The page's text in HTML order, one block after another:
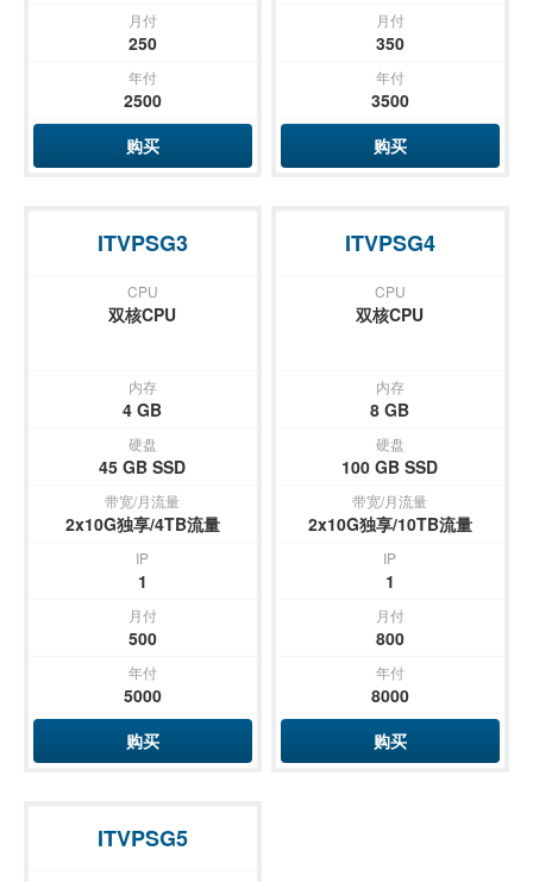
月付
250
年付
2500
购买
月付
350
年付
3500
购买
ITVPSG3
CPU
双核CPU
内存
4 GB
硬盘
45 GB SSD
带宽/月流量
2x10G独享/4TB流量
IP
1
月付
500
年付
5000
购买
ITVPSG4
CPU
双核CPU
内存
8 GB
硬盘
100 GB SSD
带宽/月流量
2x10G独享/10TB流量
IP
1
月付
800
年付
8000
购买
ITVPSG5